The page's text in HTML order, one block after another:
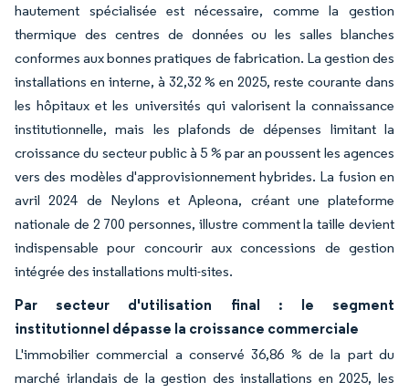
hautement spécialisée est nécessaire, comme la gestion
thermique des centres de données ou les salles blanches
conformes aux bonnes pratiques de fabrication. La gestion des
installations en interne, à 32,32 % en 2025, reste courante dans
les hôpitaux et les universités qui valorisent la connaissance
institutionnelle, mais les plafonds de dépenses limitant la
croissance du secteur public à 5 % par an poussent les agences
vers des modèles d'approvisionnement hybrides. La fusion en
avril 2024 de Neylons et Apleona, créant une plateforme
nationale de 2 700 personnes, illustre comment la taille devient
indispensable pour concourir aux concessions de gestion
intégrée des installations multi-sites.
Par secteur d'utilisation final : le segment
institutionnel dépasse la croissance commerciale
L'immobilier commercial a conservé 36,86 % de la part du
marché irlandais de la gestion des installations en 2025, les